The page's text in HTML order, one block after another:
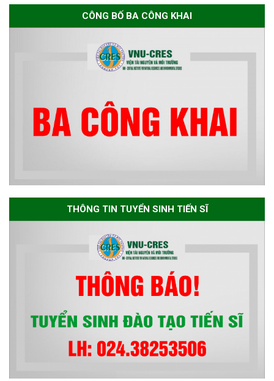
Thông báo chương trình học
bổng Nagao tại Việt Nam năm
ban chuyên môn đánh giá hồ
sơ chuyên môn cho các thí sinh
dự tuyển nghiên cứu sinh đợt 1
Thông báo danh sách thí sinh
đủ điều kiện dự tuyển Chương
trình đào tạo tiến sĩ chuyên
ngành Môi trường và phát triển
CÔNG BỐ BA CÔNG KHAI
THÔNG TIN TUYỂN SINH TIẾN SĨ